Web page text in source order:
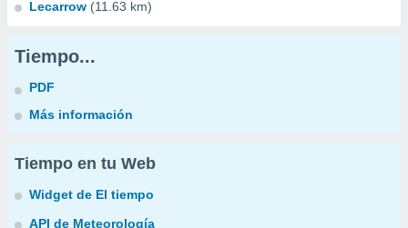
Lecarrow (11.63 km)
Tiempo...
PDF
Más información
Tiempo en tu Web
Widget de El tiempo
API de Meteorología